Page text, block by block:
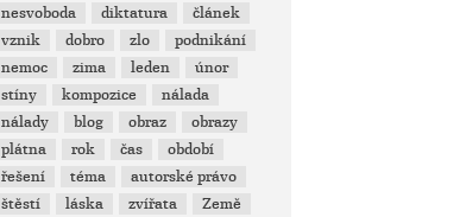
nesvoboda
diktatura
článek
vznik
dobro zlo
podnikání
nemoc
zima leden
únor
stíny
kompozice
nálada
nálady
blog obraz
obrazy
plátna
rok čas
období
řešení
téma
autorské právo
štěstí
láska zvířata
Země